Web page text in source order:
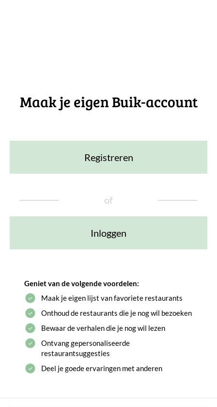
Maak je eigen Buik-account
Registreren
of
Inloggen
Geniet van de volgende voordelen:
Maak je eigen lijst van favoriete restaurants
Onthoud de restaurants die je nog wil bezoeken
Bewaar de verhalen die je nog wil lezen
Ontvang gepersonaliseerde
restaurantsuggesties
Deel je goede ervaringen met anderen